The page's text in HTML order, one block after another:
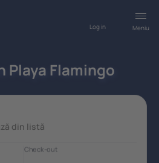
Meniu
Log in
Playa Flamingo